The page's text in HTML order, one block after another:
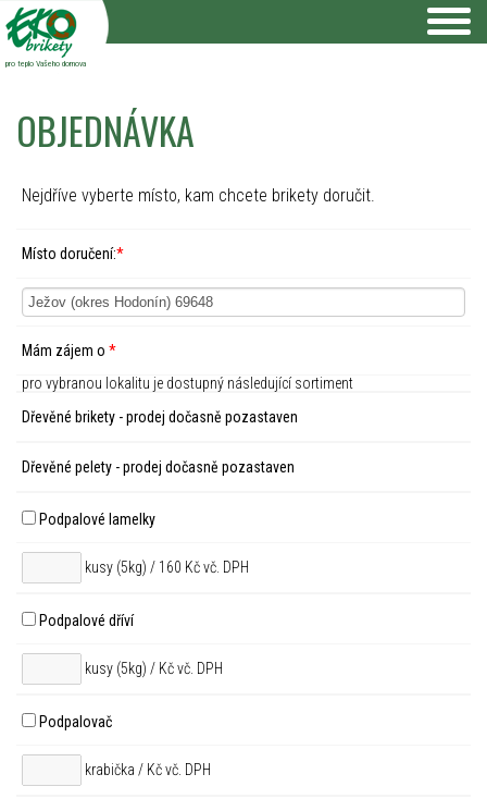
pro teplo Vašeho domova
OBJEDNÁVKA
Nejdříve vyberte místo, kam chcete brikety doručit.
Místo doručení:*
Mám zájem o *
pro vybranou lokalitu je dostupný následující sortiment
Dřevěné brikety - prodej dočasně pozastaven
Dřevěné pelety - prodej dočasně pozastaven
Podpalové lamelky
kusy (5kg) / 160 Kč vč. DPH
Podpalové dříví
kusy (5kg) / Kč vč. DPH
Podpalovač
krabička / Kč vč. DPH